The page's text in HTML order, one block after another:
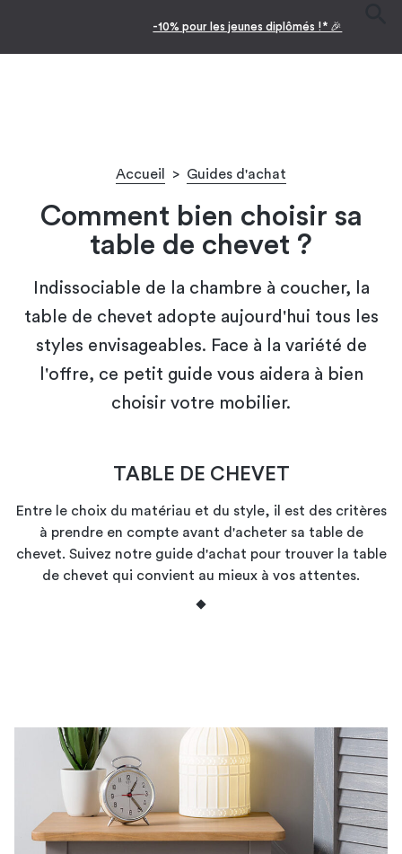
-10% pour les jeunes diplômés !* 🎉
Accueil > Guides d'achat
Comment bien choisir sa
table de chevet ?
Indissociable de la chambre à coucher, la
table de chevet adopte aujourd'hui tous les
styles envisageables. Face à la variété de
l'offre, ce petit guide vous aidera à bien
choisir votre mobilier.
TABLE DE CHEVET
Entre le choix du matériau et du style, il est des critères
à prendre en compte avant d'acheter sa table de
chevet. Suivez notre guide d'achat pour trouver la table
de chevet qui convient au mieux à vos attentes.